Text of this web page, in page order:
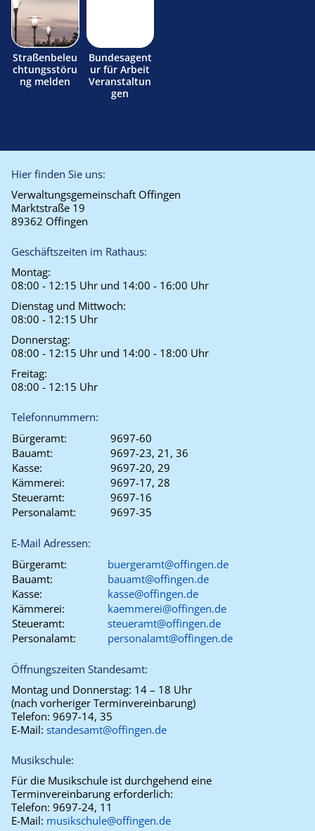
Straßenbeleu
chtungsstöru
ng melden
Bundesagent
ur für Arbeit
Veranstaltun
gen
Hier finden Sie uns:
Verwaltungsgemeinschaft Offingen
Marktstraße 19
89362 Offingen
Geschäftszeiten im Rathaus:
Montag:
08:00 - 12:15 Uhr und 14:00 - 16:00 Uhr
Dienstag und Mittwoch:
08:00 - 12:15 Uhr
Donnerstag:
08:00 - 12:15 Uhr und 14:00 - 18:00 Uhr
Freitag:
08:00 - 12:15 Uhr
Telefonnummern:
Bürgeramt:
9697-60
Bauamt:
9697-23, 21, 36
Kasse:
9697-20, 29
Kämmerei:
9697-17, 28
Steueramt:
9697-16
Personalamt:
9697-35
E-Mail Adressen:
Bürgeramt:
buergeramt@offingen.de
Bauamt:
bauamt@offingen.de
Kasse:
kasse@offingen.de
Kämmerei:
kaemmerei@offingen.de
Steueramt:
steueramt@offingen.de
Personalamt:
personalamt@offingen.de
Öffnungszeiten Standesamt:
Montag und Donnerstag: 14 – 18 Uhr
(nach vorheriger Terminvereinbarung)
Telefon: 9697-14, 35
E-Mail: standesamt@offingen.de
Musikschule:
Für die Musikschule ist durchgehend eine
Terminvereinbarung erforderlich:
Telefon: 9697-24, 11
E-Mail: musikschule@offingen.de